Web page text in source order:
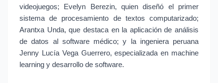
videojuegos; Evelyn Berezin, quien diseñó el primer
sistema de procesamiento de textos computarizado;
Arantxa Unda, que destaca en la aplicación de análisis
de datos al software médico; y la ingeniera peruana
Jenny Lucía Vega Guerrero, especializada en machine
learning y desarrollo de software.